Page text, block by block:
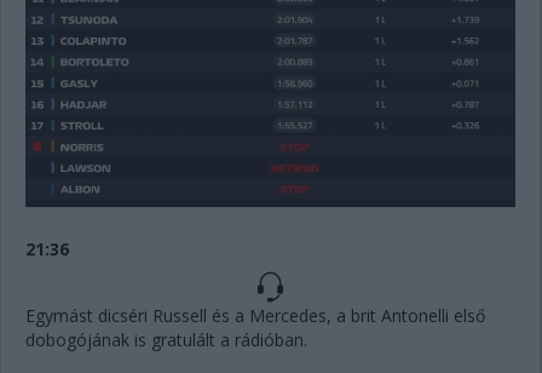
21:36
Egymást dicséri Russell és a Mercedes, a brit Antonelli első
dobogójának is gratulált a rádióban.